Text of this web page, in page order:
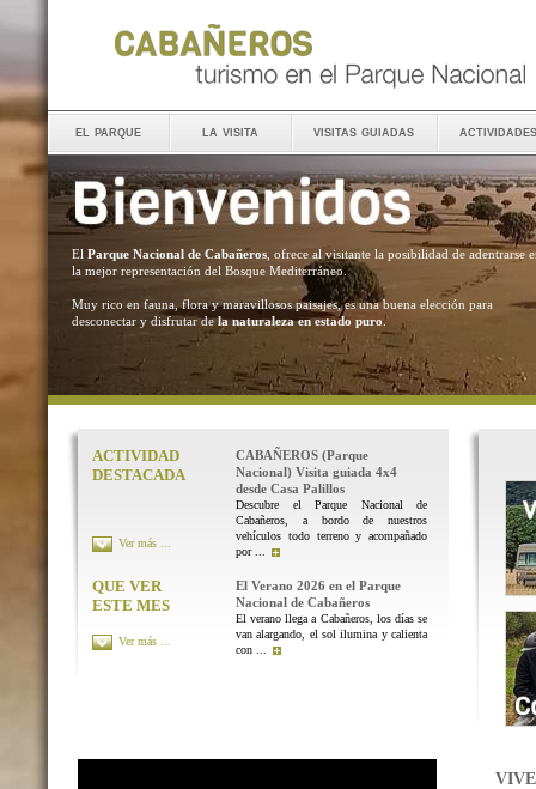
el parque la visita visitas guiadas actividades
El Parque Nacional de Cabañeros , ofrece al visitante la posibilidad de adentrarse
la mejor representación del Bosque Mediterráneo.
Muy rico en fauna, flora y maravillosos paisajes, es una buena elección para
desconectar y disfrutar dela naturaleza en estado puro .
ACTIVIDAD
DESTACADA
CABAÑEROS (Parque
Nacional) Visita guiada 4x4
desde Casa Palillos
Descubre el Parque Nacional de
Cabañeros, a bordo de nuestros
vehículos todo terreno y acompañado
por ...
Ver más ...
QUE VER
ESTE MES
El Verano 2026 en el Parque
Nacional de Cabañeros
El verano llega a Cabañeros, los días se
van alargando, el sol ilumina y calienta
con ...
Ver más ...